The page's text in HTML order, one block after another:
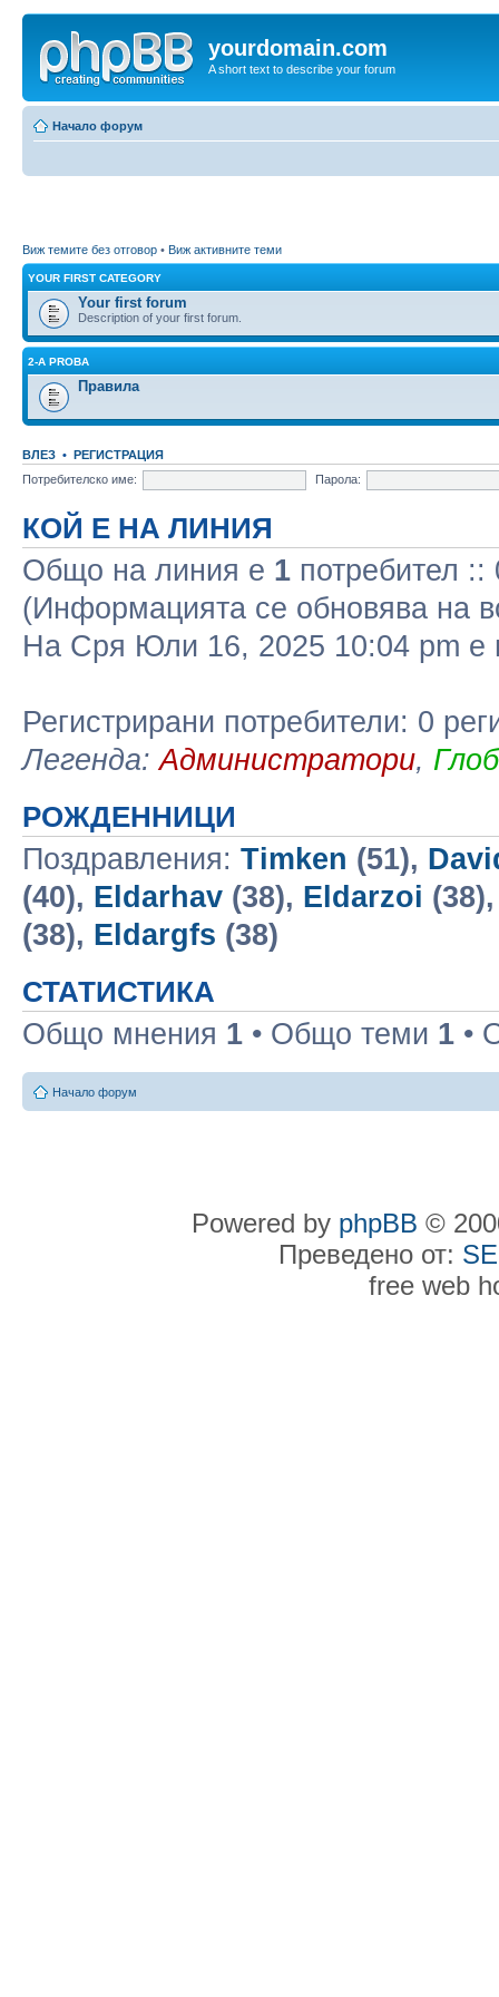
yourdomain.com
A short text to describe your forum
Начало форум
Виж темите без отговор • Виж активните теми
YOUR FIRST CATEGORY
Your first forum
Description of your first forum.
2-A PROBA
Правила
ВЛЕЗ • РЕГИСТРАЦИЯ
Потребителско име:
Парола:
КОЙ Е НА ЛИНИЯ
Общо на линия e 1 потребител ::
(Информацията се обновява на
На Сря Юли 16, 2025 10:04 pm
Регистрирани потребители: 0
Легенда:Администратори,
РОЖДЕННИЦИ
Поздравления: Timken (51),
(40), Eldarhav (38), Eldarzoi
(38), Eldargfs (38)
СТАТИСТИКА
Общо мнения 1 • Общо теми 1 •
Начало форум
Powered by phpBB ©
Преведено от:
free web